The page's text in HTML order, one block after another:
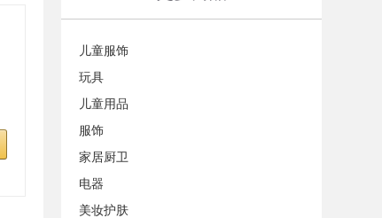
儿童服饰
玩具
儿童用品
服饰
家居厨卫
电器
美妆护肤